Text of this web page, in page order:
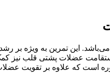
این تمرین به ویژه بر رشد
استقامت عضلات پشتی قلب
است که علاوه بر تقویت